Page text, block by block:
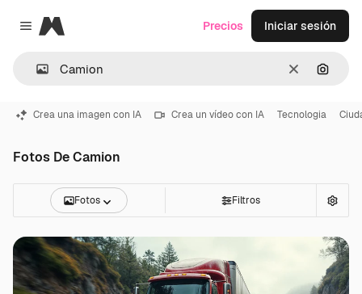
Close menu
Magnific
Borrar
Precios Iniciar sesión
Crea una imagen con IA Crea un vídeo con IA Tecnologia
Fotos De Camion
Fotos Filtros